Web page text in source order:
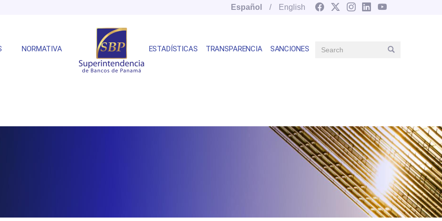
Español English
NORMATIVA ESTADÍSTICAS TRANSPARENCIA SANCIONES Search Search